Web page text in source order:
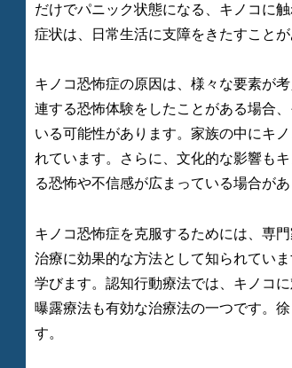
だけでパニック状態になる、キノコに
症状は、日常生活に支障をきたすことが
キノコ恐怖症の原因は、様々な要素が
連する恐怖体験をしたことがある場合
いる可能性があります。家族の中にキ
れています。さらに、文化的な影響も
る恐怖や不信感が広まっている場合があ
キノコ恐怖症を克服するためには、専
治療に効果的な方法として知られてい
学びます。認知行動療法では、キノコ
曝露療法も有効な治療法の一つです。
す。